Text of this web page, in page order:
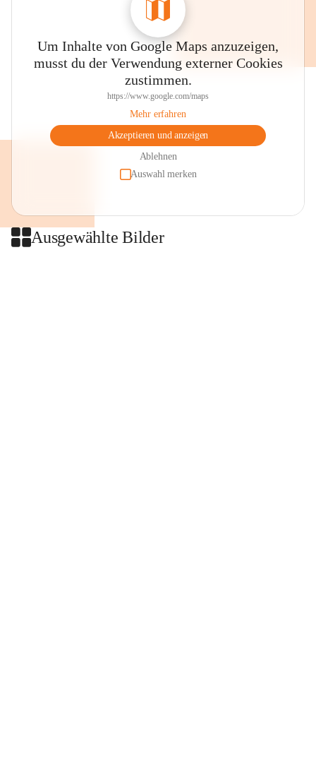
Um Inhalte von Google Maps anzuzeigen,
musst du der Verwendung externer Cookies
zustimmen.
https://www.google.com/maps
Mehr erfahren
Akzeptieren und anzeigen
Ablehnen
Auswahl merken
Ausgewählte Bilder